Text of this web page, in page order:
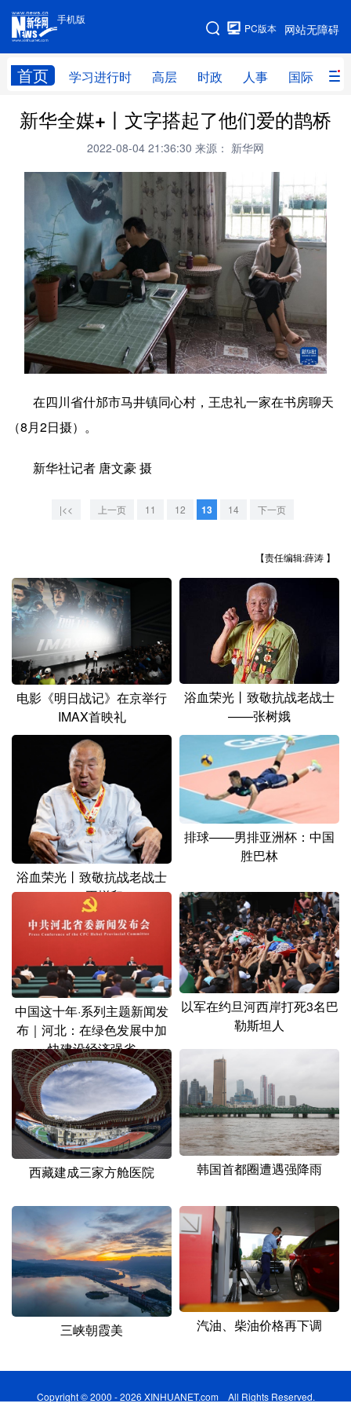
手机版
网站无障碍
PC版本
首页 学习进行时 高层 时政 人事 国际 财
手机版
网站地图
学习进行时 高层 时政 人事
财经 网评
台湾 思客智库 全球连线 教育
科技 科创 量子 体育
文化 书画 健康 军事
访谈 视频 图片 政务
法律 中央文件 金融 汽车
食品 人居 信息化 数字经济
文化产业
地方频道
北京 天津 河北
辽宁 吉林 上海 江苏
浙江 安徽 江西
山东 河南 湖北 湖南
海南 重庆
云南 西藏
陕西 甘肃 青海 宁夏
新疆 内蒙古 黑龙江
多语种频道
English Español Français عربى
Русский язык 日本語 한국어
Deutsch Português
新华全媒+丨文字搭起了他们爱的鹊桥
2022-08-04 21:36:30 来源： 新华网
在四川省什邡市马井镇同心村，王忠礼一家在书房聊天
（8月2日摄）。
新华社记者 唐文豪 摄
|<< 上一页 11 12 13 14 下一页
【责任编辑:薛涛 】
电影《明日战记》在京举行
IMAX首映礼
浴血荣光丨致敬抗战老战士
——张树娥
浴血荣光丨致敬抗战老战士
——王增印
排球——男排亚洲杯：中国
胜巴林
中国这十年·系列主题新闻发
布｜河北：在绿色发展中加
快建设经济强省
以军在约旦河西岸打死3名巴
勒斯坦人
西藏建成三家方舱医院 韩国首都圈遭遇强降雨
三峡朝霞美 汽油、柴油价格再下调
Copyright © 2000 - 2026 XINHUANET.com All Rights Reserved.